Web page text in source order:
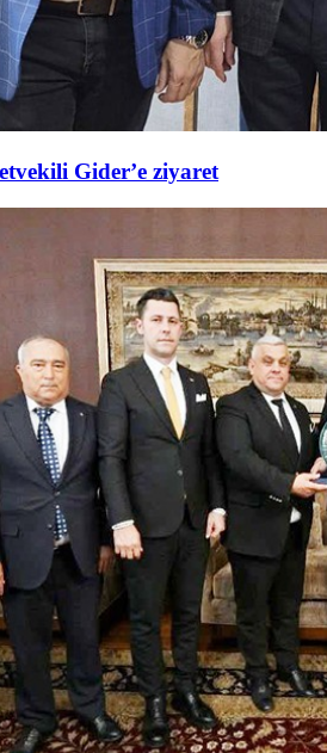
Gider’e ziyaret